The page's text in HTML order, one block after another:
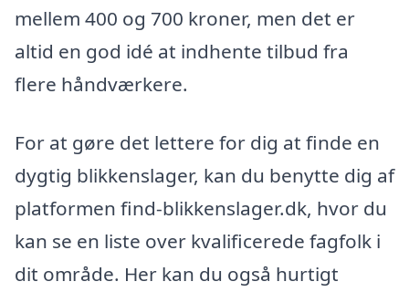
mellem 400 og 700 kroner, men det er
altid en god idé at indhente tilbud fra
flere håndværkere.
For at gøre det lettere for dig at finde en
dygtig blikkenslager, kan du benytte dig af
platformen find-blikkenslager.dk, hvor du
kan se en liste over kvalificerede fagfolk i
dit område. Her kan du også hurtigt